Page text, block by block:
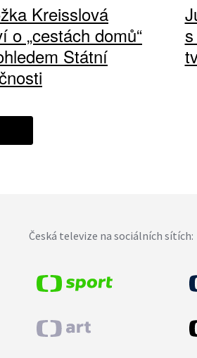
Kreisslová
o „cestách domů“
Státní
Česká televize na sociálních sítích: